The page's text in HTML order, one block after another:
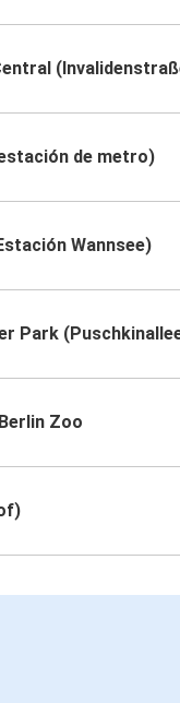
de metro)
Wannsee)
Park
Zoo